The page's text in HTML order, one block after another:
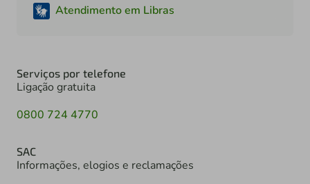
Atendimento em Libras
Serviços por telefone
Ligação gratuita
0800 724 4770
SAC
Informações, elogios e reclamações